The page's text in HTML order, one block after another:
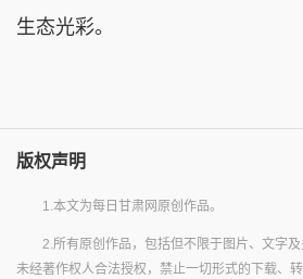
生态光彩。
版权声明
1.本文为每日甘肃网原创作品。
2.所有原创作品，包括但不限于图片、文字及
未经著作权人合法授权，禁止一切形式的下载、